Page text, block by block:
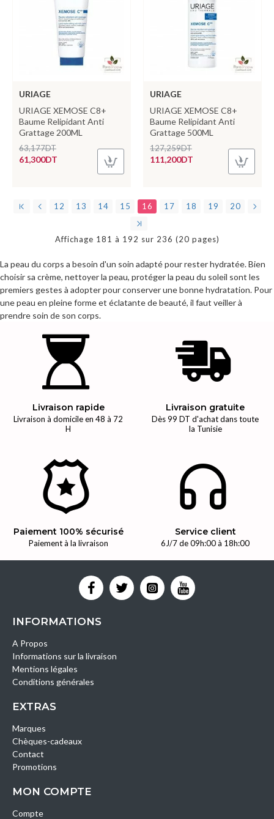
URIAGE
URIAGE XEMOSE C8+
Baume Relipidant Anti
Grattage 200ML
61,300DT
63,177DT
URIAGE
URIAGE XEMOSE C8+
Baume Relipidant Anti
Grattage 500ML
111,200DT
127,259DT
12 13 14 15 16 17 18 19 20
Affichage 181 à 192 sur 236 (20 pages)
La peau du corps a besoin d'un soin adapté pour rester hydratée. Bien
choisir sa crème, nettoyer la peau, protéger la peau du soleil sont les
premiers gestes à adopter pour conserver une bonne hydratation. Pour
une peau en pleine forme et éclatante de beauté, il faut veiller à
prendre soin de son corps.
Livraison rapide
Livraison à domicile en 48 à 72
H
Livraison gratuite
Dès 99 DT d'achat dans toute
la Tunisie
Paiement 100% sécurisé
Paiement à la livraison
Service client
6J/7 de 09h:00 à 18h:00
INFORMATIONS
A Propos
Informations sur la livraison
Mentions légales
Conditions générales
EXTRAS
Marques
Chèques-cadeaux
Contact
Promotions
MON COMPTE
Compte